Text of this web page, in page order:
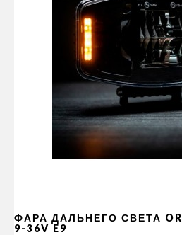
ФАРА ДАЛЬНЕГО СВЕТА
9-36V E9